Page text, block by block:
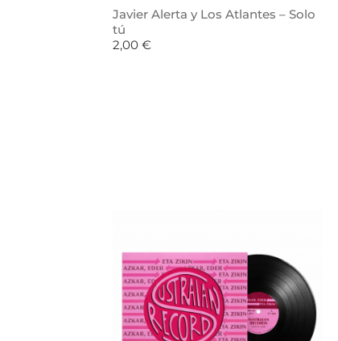
Javier Alerta y Los Atlantes – Solo
tú
2,00 €